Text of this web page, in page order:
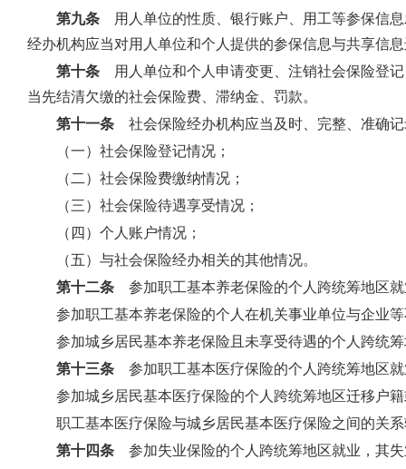
第九条 用人单位的性质、银行账户、用工等参保信
经办机构应当对用人单位和个人提供的参保信息与共享信
第十条 用人单位和个人申请变更、注销社会保险登
当先结清欠缴的社会保险费、滞纳金、罚款。
第十一条 社会保险经办机构应当及时、完整、准确
（一）社会保险登记情况；
（二）社会保险费缴纳情况；
（三）社会保险待遇享受情况；
（四）个人账户情况；
（五）与社会保险经办相关的其他情况。
第十二条 参加职工基本养老保险的个人跨统筹地区
参加职工基本养老保险的个人在机关事业单位与企业
参加城乡居民基本养老保险且未享受待遇的个人跨统
第十三条 参加职工基本医疗保险的个人跨统筹地区
参加城乡居民基本医疗保险的个人跨统筹地区迁移户
职工基本医疗保险与城乡居民基本医疗保险之间的关
第十四条 参加失业保险的个人跨统筹地区就业，其